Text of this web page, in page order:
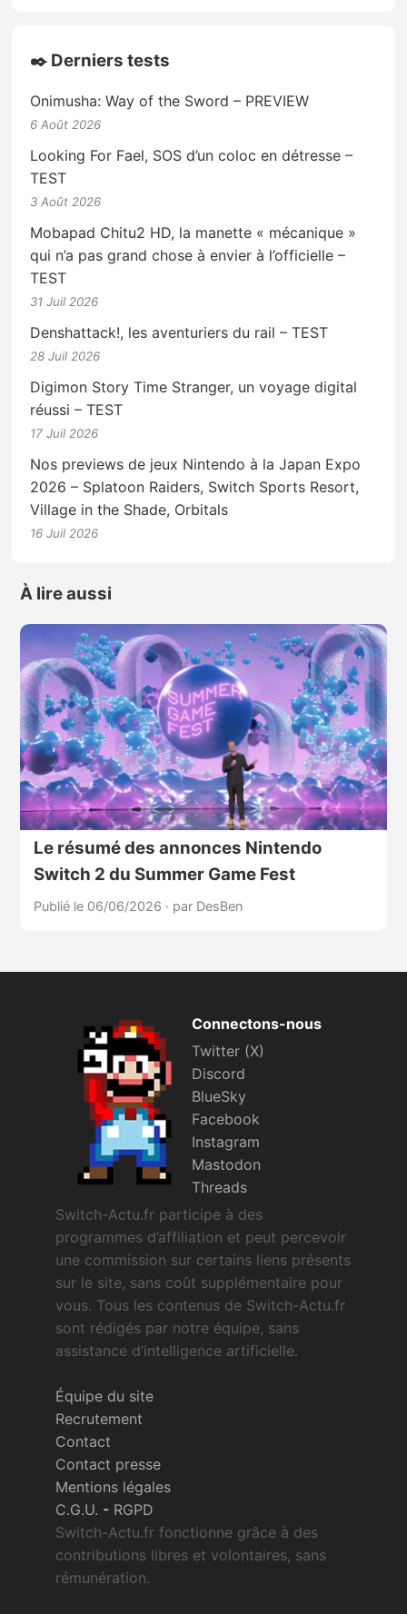
✒️ Derniers tests
Onimusha: Way of the Sword – PREVIEW
6 Août 2026
Looking For Fael, SOS d’un coloc en détresse –
TEST
3 Août 2026
Mobapad Chitu2 HD, la manette « mécanique »
qui n’a pas grand chose à envier à l’officielle –
TEST
31 Juil 2026
Denshattack!, les aventuriers du rail – TEST
28 Juil 2026
Digimon Story Time Stranger, un voyage digital
réussi – TEST
17 Juil 2026
Nos previews de jeux Nintendo à la Japan Expo
2026 – Splatoon Raiders, Switch Sports Resort,
Village in the Shade, Orbitals
16 Juil 2026
À lire aussi
Le résumé des annonces Nintendo
Switch 2 du Summer Game Fest
Publié le 06/06/2026 · par DesBen
Connectons-nous
Twitter (X)
Discord
BlueSky
Facebook
Instagram
Mastodon
Threads
Switch-Actu.fr participe à des
programmes d’affiliation et peut percevoir
une commission sur certains liens présents
sur le site, sans coût supplémentaire pour
vous. Tous les contenus de Switch-Actu.fr
sont rédigés par notre équipe, sans
assistance d’intelligence artificielle.
Équipe du site
Recrutement
Contact
Contact presse
Mentions légales
C.G.U. - RGPD
Switch-Actu.fr fonctionne grâce à des
contributions libres et volontaires, sans
rémunération.